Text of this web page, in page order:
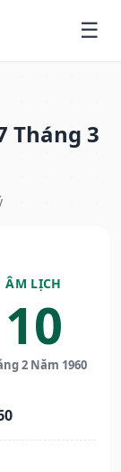
Tháng 3
ÂM LỊCH
10
2 Năm 1960